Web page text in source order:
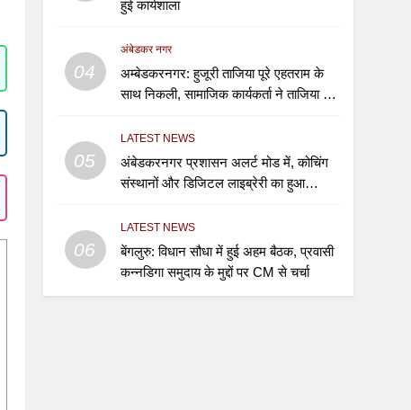
हुई कार्यशाला
04
अंबेडकर नगर
अम्बेडकरनगर: हुजूरी ताजिया पूरे एहतराम के
साथ निकली, सामाजिक कार्यकर्ता ने ताजिया पर
05
LATEST NEWS
अंबेडकरनगर प्रशासन अलर्ट मोड में, कोचिंग
संस्थानों और डिजिटल लाइब्रेरी का हुआ
06
LATEST NEWS
बेंगलुरु: विधान सौधा में हुई अहम बैठक, प्रवासी
कन्नडिगा समुदाय के मुद्दों पर CM से चर्चा